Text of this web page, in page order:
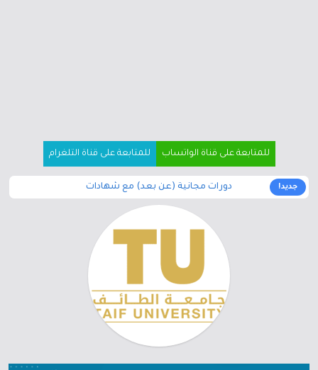
للمتابعة على قناة الواتساب للمتابعة على قناة التلغرام
جديد! دورات مجانية (عن بعد) مع شهادات